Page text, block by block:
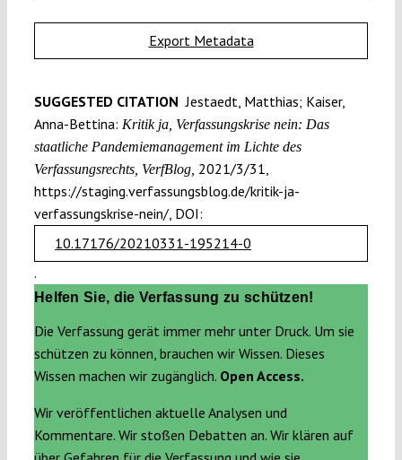
Export Metadata
SUGGESTED CITATION Jestaedt, Matthias; Kaiser,
Anna-Bettina: Kritik ja, Verfassungskrise nein: Das
staatliche Pandemiemanagement im Lichte des
Verfassungsrechts, VerfBlog, 2021/3/31,
https://staging.verfassungsblog.de/kritik-ja-
verfassungskrise-nein/, DOI:
10.17176/20210331-195214-0
.
Helfen Sie, die Verfassung zu schützen!
Die Verfassung gerät immer mehr unter Druck. Um sie
schützen zu können, brauchen wir Wissen. Dieses
Wissen machen wir zugänglich. Open Access.
Wir veröffentlichen aktuelle Analysen und
Kommentare. Wir stoßen Debatten an. Wir klären auf